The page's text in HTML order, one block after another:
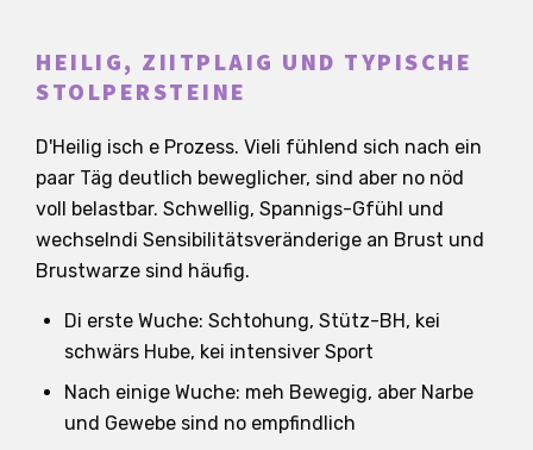
HEILIG, ZIITPLAIG UND TYPISCHE
STOLPERSTEINE
D'Heilig isch e Prozess. Vieli fühlend sich nach ein
paar Täg deutlich beweglicher, sind aber no nöd
voll belastbar. Schwellig, Spannigs-Gfühl und
wechselndi Sensibilitätsveränderige an Brust und
Brustwarze sind häufig.
Di erste Wuche: Schtohung, Stütz-BH, kei
schwärs Hube, kei intensiver Sport
Nach einige Wuche: meh Bewegig, aber Narbe
und Gewebe sind no empfindlich